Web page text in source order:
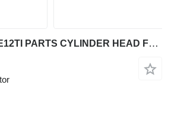
USED DAEWOO DE12TI PARTS CYLINDER HEAD FUEL INJECTION PUMP COVER motor para Daewoo SOLAR DOOSAN 400LC-V excavadora